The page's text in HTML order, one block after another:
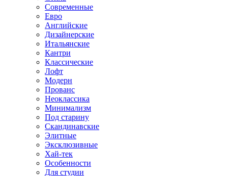
Современные
Евро
Английские
Дизайнерские
Итальянские
Кантри
Классические
Лофт
Модерн
Прованс
Неоклассика
Минимализм
Под старину
Скандинавские
Элитные
Эксклюзивные
Хай-тек
Особенности
Для студии